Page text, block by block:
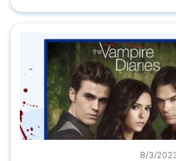
Dónde ver 'Crónicas
8/3/